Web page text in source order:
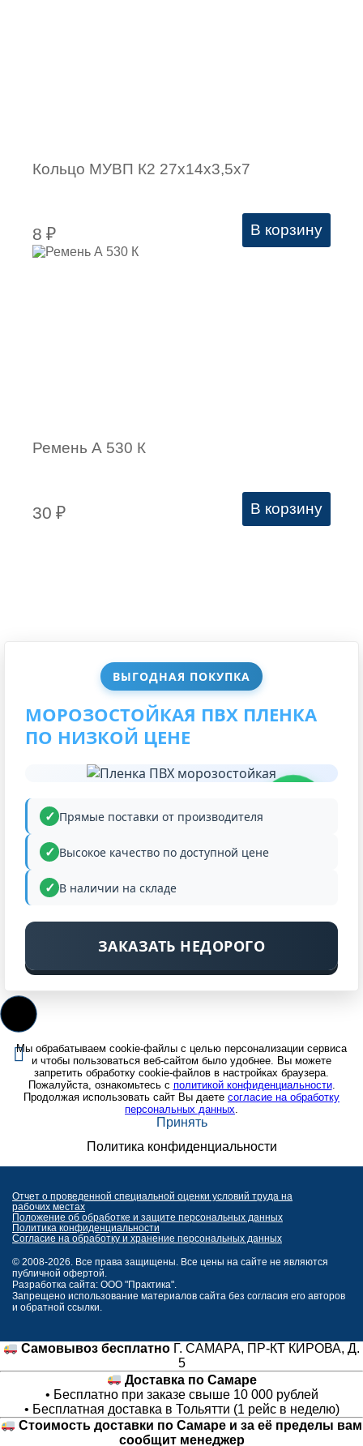
ВЫГОДНАЯ ПОКУПКА
МОРОЗОСТОЙКАЯ ПВХ ПЛЕНКА
ПО НИЗКОЙ ЦЕНЕ
Прямые поставки от производителя
Высокое качество по доступной цене
В наличии на складе
ЗАКАЗАТЬ НЕДОРОГО
Кольцо МУВП К2 27х14х3,5х7
8 ₽ В корзину
Ремень А 530 К
30 ₽ В корзину
Мы обрабатываем cookie-файлы с целью персонализации сервиса
и чтобы пользоваться веб-сайтом было удобнее. Вы можете
запретить обработку cookie-файлов в настройках браузера.
Пожалуйста, ознакомьтесь с политикой конфиденциальности.
Продолжая использовать сайт Вы даете согласие на обработку
персональных данных.
Принять
Политика конфиденциальности
Отчет о проведенной специальной оценки условий труда на
рабочих местах
Положение об обработке и защите персональных данных
Политика конфиденциальности
Согласие на обработку и хранение персональных данных
© 2008-2026. Все права защищены. Все цены на сайте не являются
публичной офертой.
Разработка сайта: ООО "Практика".
Запрещено использование материалов сайта без согласия его авторов
и обратной ссылки.
Самовывоз бесплатно Г. САМАРА, ПР-КТ КИРОВА, Д.
5
Доставка по Самаре
• Бесплатно при заказе свыше 10 000 рублей
• Бесплатная доставка в Тольятти (1 рейс в неделю)
Стоимость доставки по Самаре и за её пределы вам
сообщит менеджер